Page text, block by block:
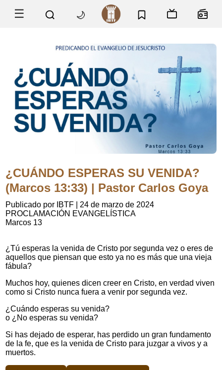
☰ 🌙
¿CUÁNDO ESPERAS SU VENIDA?
(Marcos 13:33) | Pastor Carlos Goya
Publicado por IBTF
24 de marzo de 2024
PROCLAMACIÓN EVANGELÍSTICA
Marcos 13
¿Tú esperas la venida de Cristo por segunda vez o eres de
aquellos que piensan que esto ya no es más que una vieja
fábula?
Muchos hoy, quienes dicen creer en Cristo, en verdad viven
como si Cristo nunca fuera a venir por segunda vez.
¿Cuándo esperas su venida?
o ¿No esperas su venida?
Si has dejado de esperar, has perdido un gran fundamento
de la fe, que es la venida de Cristo para juzgar a vivos y a
muertos.